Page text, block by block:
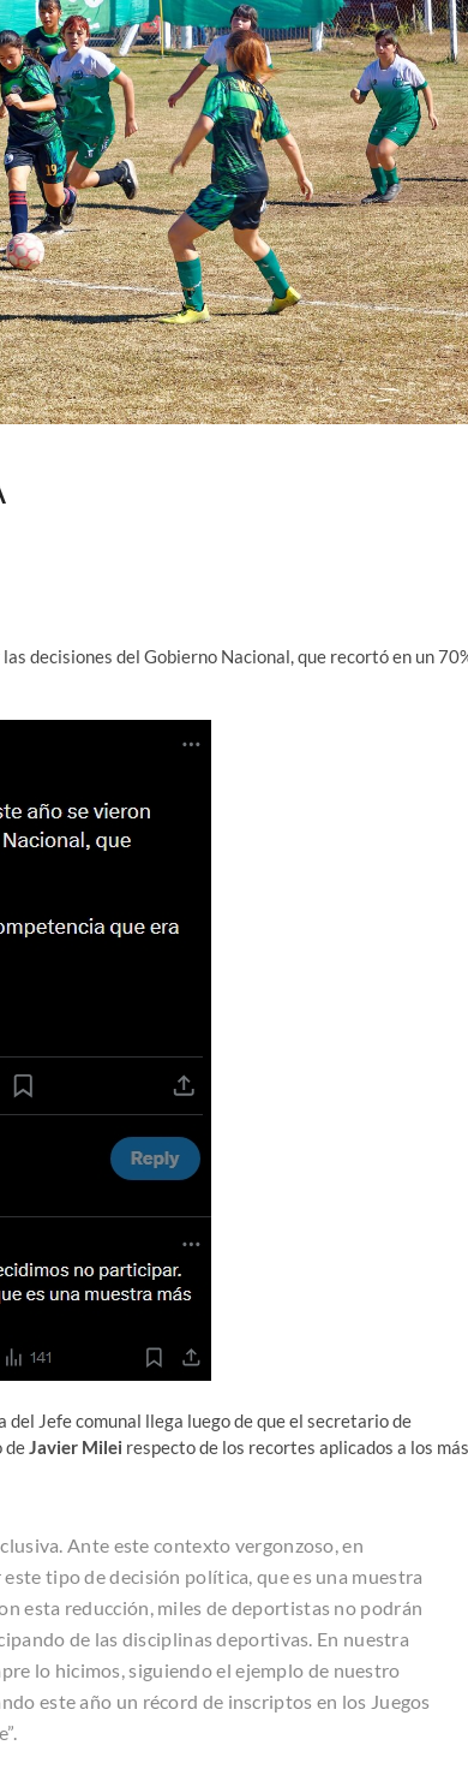
decisiones del Gobierno Nacional, que recortó en un
del Jefe comunal llega luego de que el secretario de
deJavier Milei respecto de los recortes aplicados a los más
Ante este contexto vergonzoso, en
tipo de decisión política, que es una muestra
esta reducción, miles de deportistas no podrán
de las disciplinas deportivas. En nuestra
lo hicimos, siguiendo el ejemplo de nuestro
este año un récord de inscriptos en los Juegos